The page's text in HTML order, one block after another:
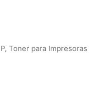
, Toner para Impresoras